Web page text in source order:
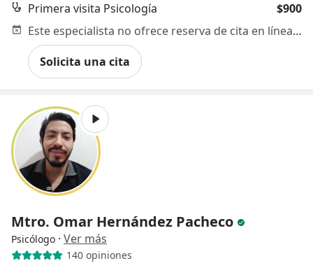
Primera visita Psicología
$900
Este especialista no ofrece reserva de cita en línea en esta dirección.
Solicita una cita
Mtro. Omar Hernández Pacheco
Psicólogo · Ver más
140 opiniones